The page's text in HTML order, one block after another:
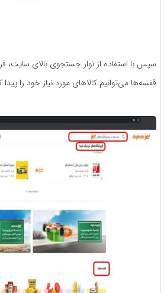
سپس با استفاده از نوار جستجوی بالای
قفسه‌ها می‌توانیم کالاهای مورد نیاز خود را پیدا